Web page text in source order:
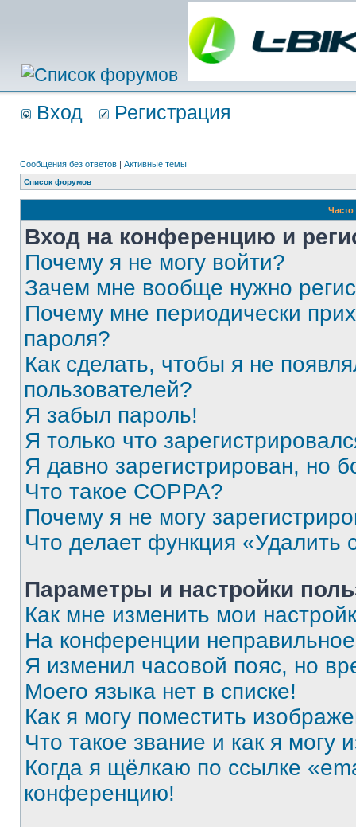
Вход Регистрация
Сообщения без ответов | Активные темы
Список форумов
Вход на конференцию и
Почему я не могу войти?
Зачем мне вообще нужно
Почему мне периодически
пароля?
Как сделать, чтобы я не
пользователей?
Я забыл пароль!
Я только что
Я давно зарегистрирован, но
Что такое COPPA?
Почему я не могу
Что делает функция «Удалить
Параметры и настройки
Как мне изменить мои
На конференции
Я изменил часовой пояс, но
Моего языка нет в списке!
Как я могу поместить
Что такое звание и как я могу
Когда я щёлкаю по ссылке
конференцию!